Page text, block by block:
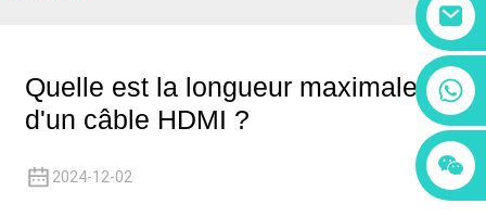
+86 18760065206
Quelle est la longueur maximale
d'un câble HDMI ?
2024-12-02